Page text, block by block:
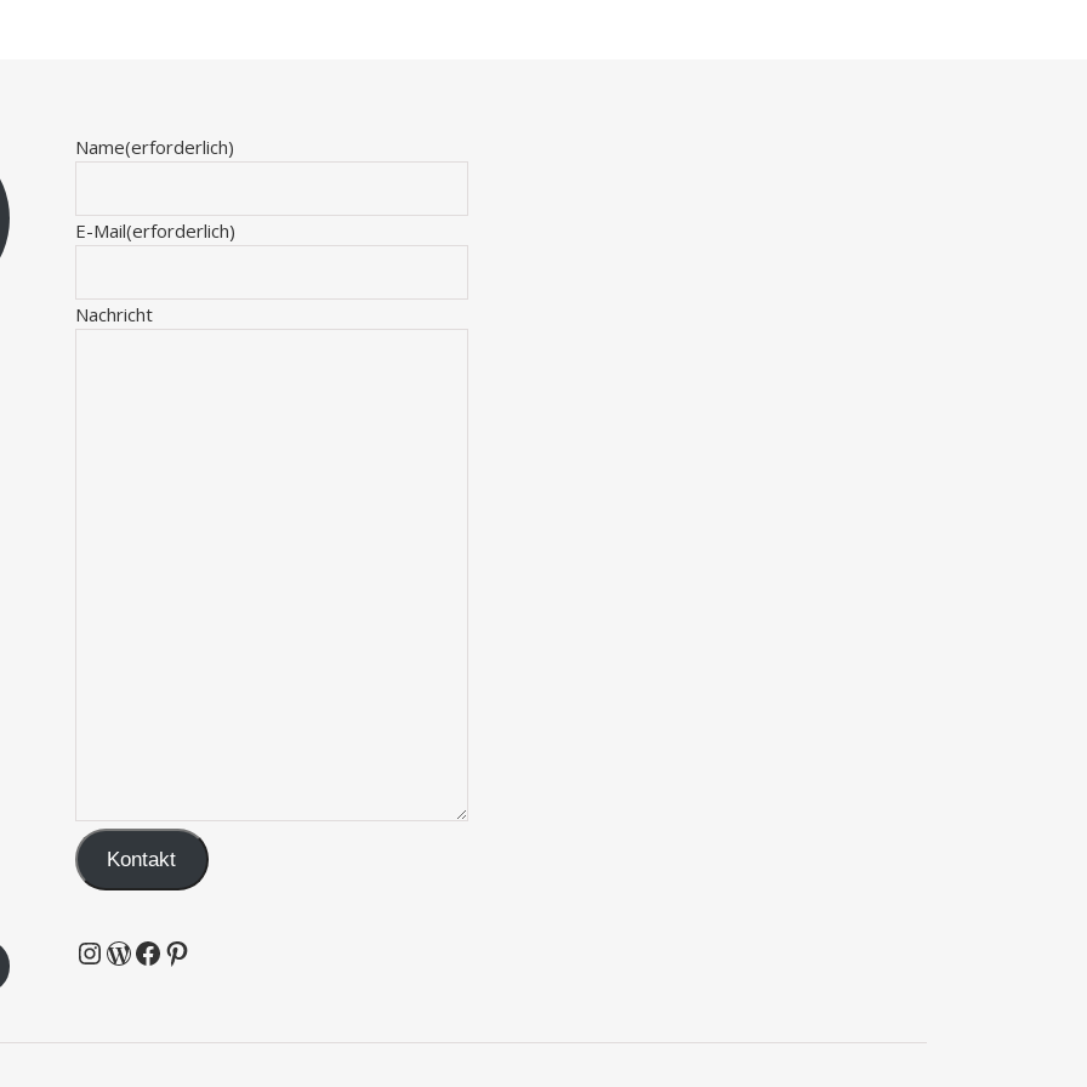
Name(erforderlich)
E-Mail(erforderlich)
Nachricht
Kontakt
Instagram
WordPress
Facebook
Pinterest